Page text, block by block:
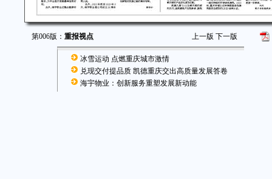
第006版： 重报视点 上一版 下一版
冰雪运动 点燃重庆城市激情
兑现交付提品质 凯德重庆交出高质量发展答卷
海宇物业：创新服务重塑发展新动能